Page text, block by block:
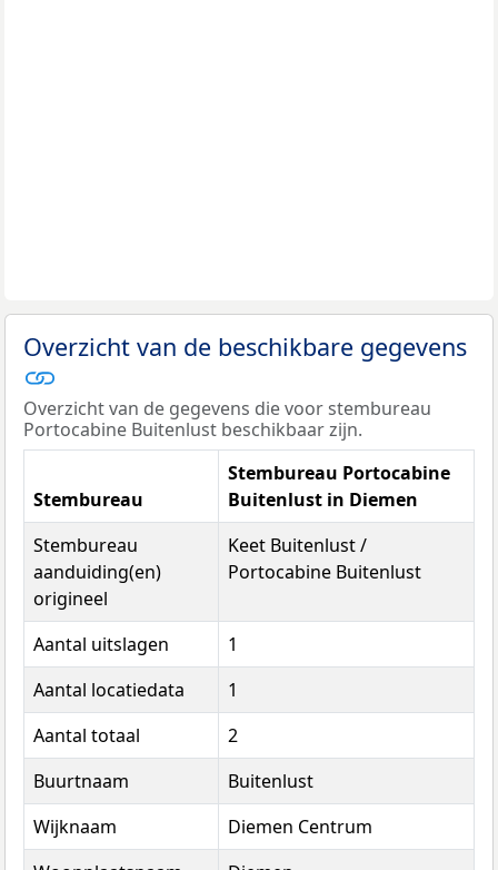
Overzicht van de beschikbare gegevens
Overzicht van de gegevens die voor stembureau
Portocabine Buitenlust beschikbaar zijn.
Stembureau
Stembureau Portocabine
Buitenlust in Diemen
Stembureau
aanduiding(en)
origineel
Keet Buitenlust /
Portocabine Buitenlust
Aantal uitslagen
1
Aantal locatiedata
1
Aantal totaal
2
Buurtnaam
Buitenlust
Wijknaam
Diemen Centrum